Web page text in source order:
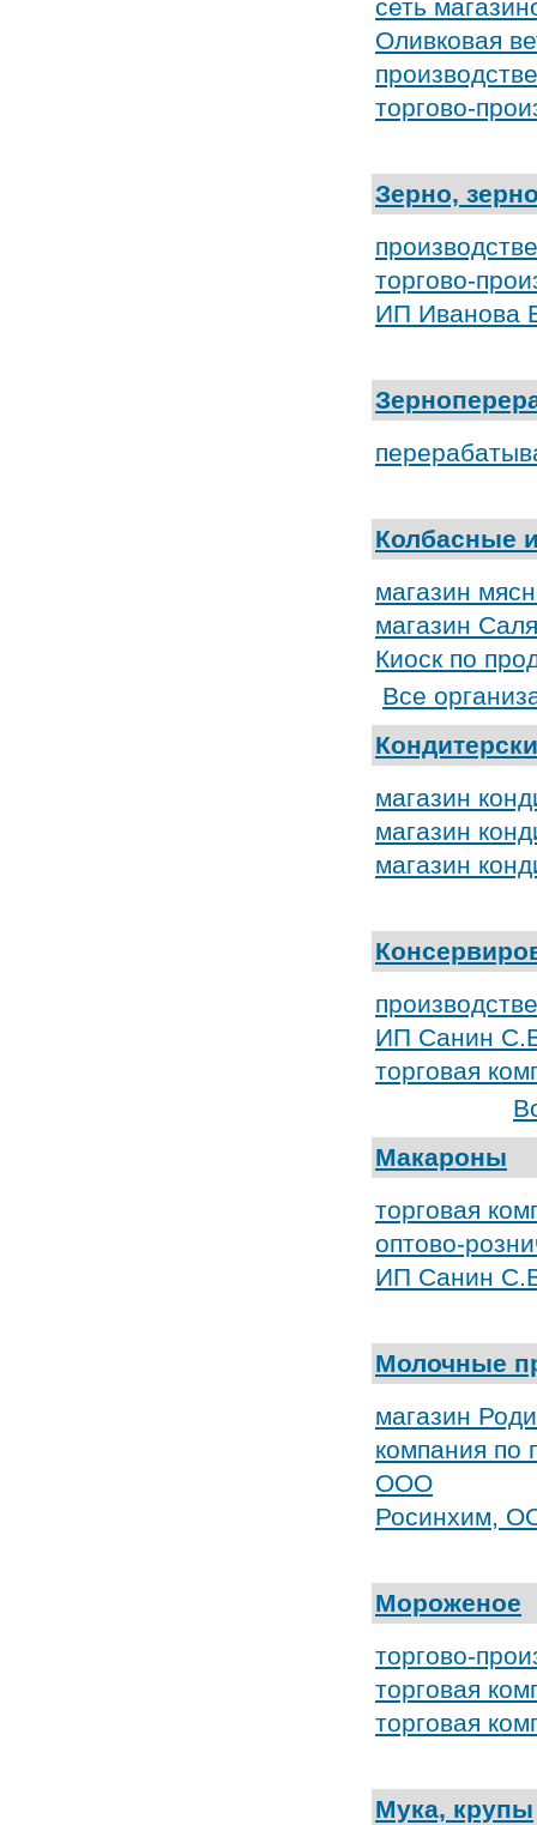
сеть
Оливковая
торгово-
Зерно,
торгово-
ИП Иванова
Колбасные
магазин
магазин
Киоск по
Все
магазин
магазин
магазин
ИП Санин
торговая
Макароны
торговая
оптово-
ИП Санин
Молочные
магазин
компания по
ООО
Росинхим,
Мороженое
торгово-
торговая
торговая
Мука, крупы